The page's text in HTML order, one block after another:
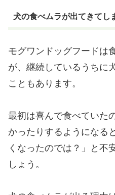
犬の食べムラが出てきてし
モグワンドッグフードは
が、継続しているうちに
こともあります。
最初は喜んで食べていた
かったりするようになる
くなったのでは？」と不
しょう。